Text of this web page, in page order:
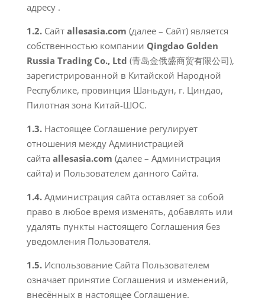
адресу .
1.2. Сайт allesasia.com (далее – Сайт) является
собственностью компании Qingdao Golden
Russia Trading Co., Ltd (青岛金俄盛商贸有限公司),
зарегистрированной в Китайской Народной
Республике, провинция Шаньдун, г. Циндао,
Пилотная зона Китай-ШОС.
1.3. Настоящее Соглашение регулирует
отношения между Администрацией
сайта allesasia.com (далее – Администрация
сайта) и Пользователем данного Сайта.
1.4. Администрация сайта оставляет за собой
право в любое время изменять, добавлять или
удалять пункты настоящего Соглашения без
уведомления Пользователя.
1.5. Использование Сайта Пользователем
означает принятие Соглашения и изменений,
внесённых в настоящее Соглашение.